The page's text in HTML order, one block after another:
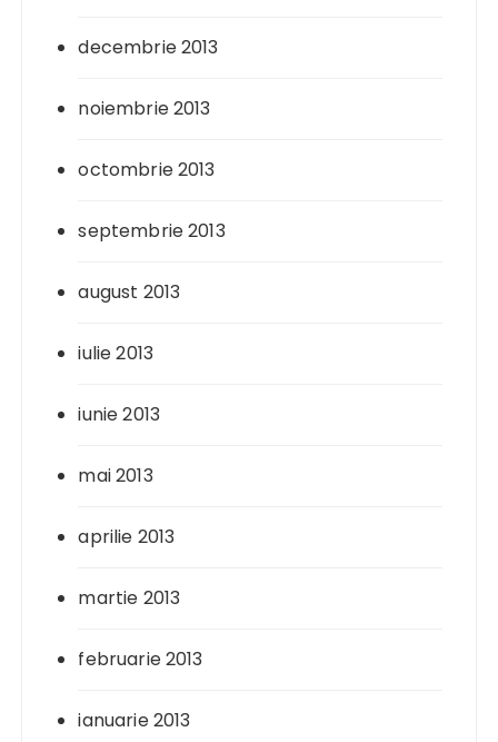
decembrie 2013
noiembrie 2013
octombrie 2013
septembrie 2013
august 2013
iulie 2013
iunie 2013
mai 2013
aprilie 2013
martie 2013
februarie 2013
ianuarie 2013